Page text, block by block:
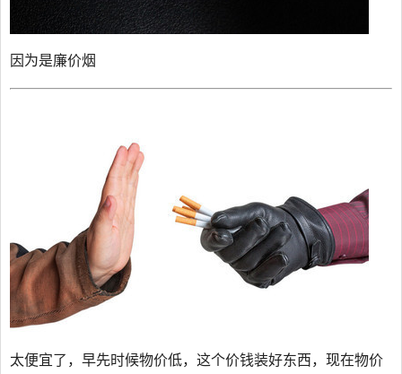
因为是廉价烟
太便宜了，早先时候物价低，这个价钱装好东西，现在物价